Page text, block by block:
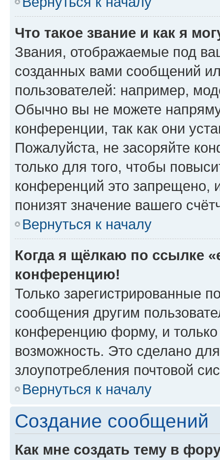
Что такое звание и как я
Звания, отображаемые под
созданных вами сообщений
пользователей: например,
Обычно вы не можете
конференции, так как они
Пожалуйста, не засоряйте
только для того, чтобы
конференций это запрещено,
понизят значение вашего
Вернуться к началу
Когда я щёлкаю по ссылке
конференцию!
Только зарегистрированные
сообщения другим
конференцию форму, и
возможность. Это сделано
злоупотребления почтовой
Вернуться к началу
Создание сообщений
Как мне создать тему в